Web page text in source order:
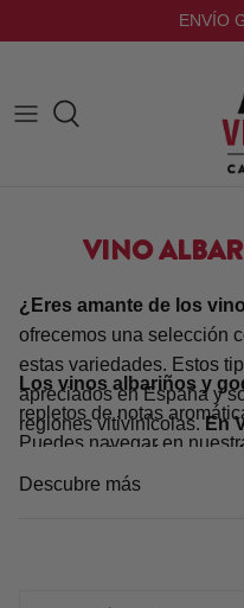
al
ENVÍO
VINO
¿Eres amante de los
ofrecemos una selección
estas variedades. Estos
apreciados en España y
regiones vitivinícolas.En
en una colección que
enólogos y
Los vinos albariños y
repletos de notas
Puedes navegar en
encontrar distintos
Descubre más